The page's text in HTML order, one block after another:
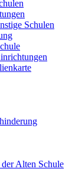
Schulen
Alten Schule